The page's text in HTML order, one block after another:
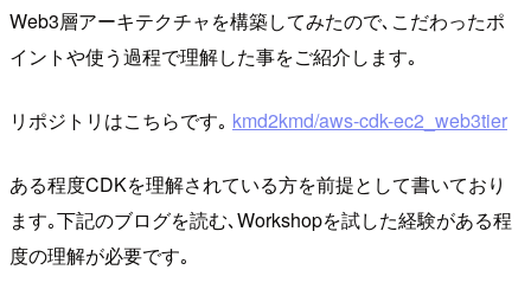
Web3層アーキテクチャを構築してみたので､こだわったポ
イントや使う過程で理解した事をご紹介します｡
リポジトリはこちらです｡ kmd2kmd/aws-cdk-ec2_web3tier
ある程度CDKを理解されている方を前提として書いており
ます｡下記のブログを読む､Workshopを試した経験がある程
度の理解が必要です｡